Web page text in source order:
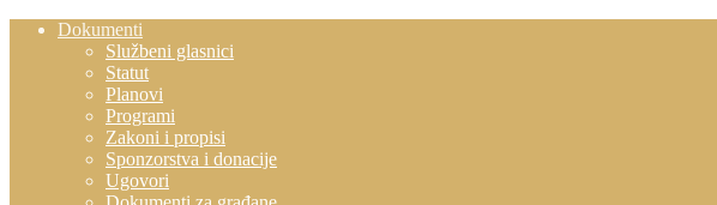
Dokumenti
Službeni glasnici
Statut
Planovi
Programi
Zakoni i propisi
Sponzorstva i donacije
Ugovori